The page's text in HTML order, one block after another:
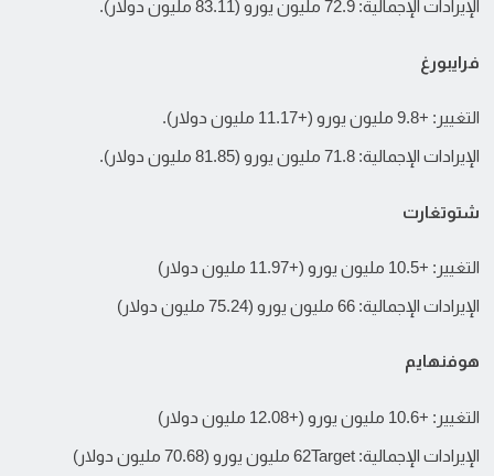
الإيرادات الإجمالية: 72.9 مليون يورو (83.11 مليون دولار).
فرايبورغ
التغيير: +9.8 مليون يورو (+11.17 مليون دولار).
الإيرادات الإجمالية: 71.8 مليون يورو (81.85 مليون دولار).
شتوتغارت
التغيير: +10.5 مليون يورو (+11.97 مليون دولار)
الإيرادات الإجمالية: 66 مليون يورو (75.24 مليون دولار)
هوفنهايم
التغيير: +10.6 مليون يورو (+12.08 مليون دولار)
الإيرادات الإجمالية: 62Target مليون يورو (70.68 مليون دولار)